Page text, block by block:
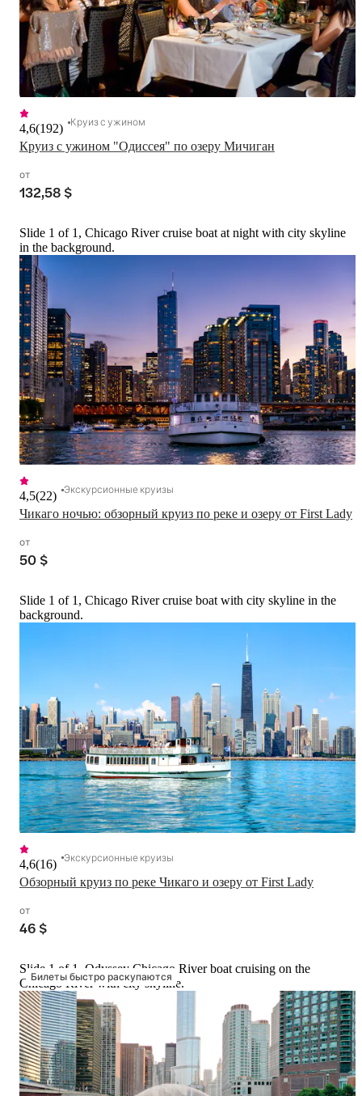
Круиз с ужином "Одиссея" по озеру Мичиган
4,6(192) Круиз с ужином
от
132,58 $
Slide 1 of 1, Chicago River cruise boat at night with city skyline
in the background.
Чикаго ночью: обзорный круиз по реке и озеру от First Lady
4,5(22) Экскурсионные круизы
от
50 $
Slide 1 of 1, Chicago River cruise boat with city skyline in the
background.
Обзорный круиз по реке Чикаго и озеру от First Lady
4,6(16) Экскурсионные круизы
от
46 $
Билеты быстро раскупаются
Slide 1 of 1, Odyssey Chicago River boat cruising on the
Chicago River with city skyline.